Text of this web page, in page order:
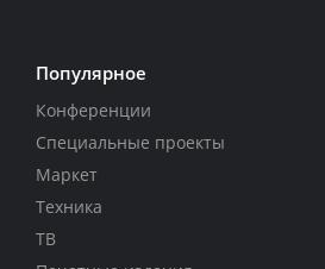
Популярное
Конференции
Специальные проекты
Маркет
Техника
ТВ